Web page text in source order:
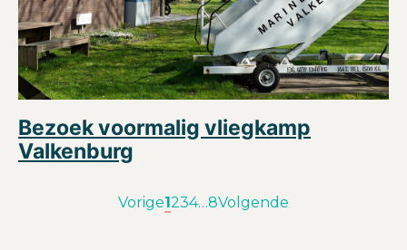
Bezoek voormalig vliegkamp
Valkenburg
Vorige1234…8Volgende